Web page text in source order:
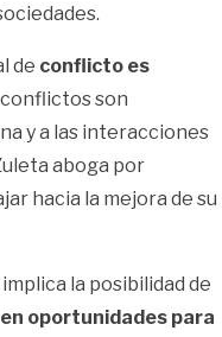
de conflicto es
son
y a las interacciones
aboga por
hacia la mejora de su
la posibilidad de
oportunidades para